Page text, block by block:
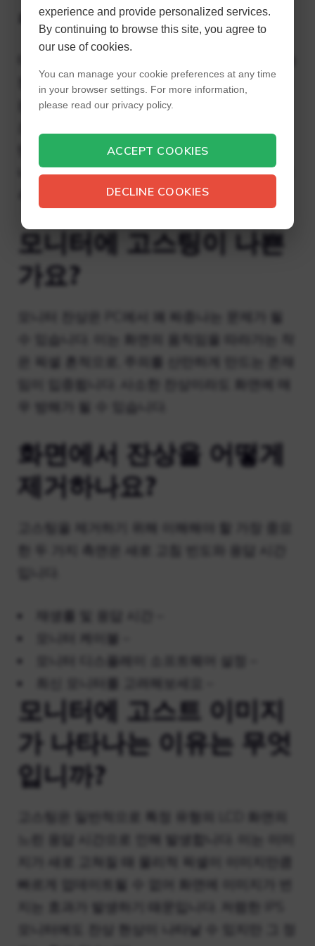
experience and provide personalized services.
By continuing to browse this site, you agree to
our use of cookies.
You can manage your cookie preferences at any time
in your browser settings. For more information,
please read our privacy policy.
ACCEPT COOKIES
DECLINE COOKIES
수 있나요?
정 기준은 GTG(회색 대 회색)입니다. 1ms GTG
는 일반적으로 TN 패널에서 발견됩니다. VA 제
만 MPRT가 동일하지 않다고 말하지 않으며 모
니터는 대부분의 VA 패널과 마찬가지로 여전히
4ms GTG 응답 시간을 갖습니다.
모니터에 고스팅이 나쁜
가요?
모니터 잔상은 PC에서 꽤 짜증나는 문제가 될
수 있습니다. 이는 화면의 움직임을 따라가는 작
은 픽셀 흔적으로, 주의를 산만하게 만드는 존재
우 방해가 될 수 있습니다.
화면에서 잔상을 어떻게
제거하나요?
고스팅을 제거하기 위해 이해해야 할 가장 중요
재생률 및 응답 시간 –
모니터 케이블 –
모니터 디스플레이 소프트웨어 설정 –
최신 모니터를 고려해보세요 –
모니터에 고스트 이미지
가 나타나는 이유는 무엇
입니까?
고스팅은 일반적으로 특정 유형의 LCD 화면의
느린 응답 시간으로 인해 발생합니다. 이는 이미
지가 새로 고쳐질 때 물리적 픽셀이 이미지만큼
빠르게 업데이트될 수 없어 화면에 이미지가 번
지는 효과가 발생하기 때문입니다. 저렴한 IPS
모니터에도 잔상 현상이 나타날 수 있지만 그 정